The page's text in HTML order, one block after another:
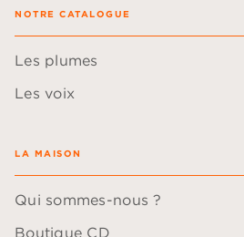
NOTRE CATALOGUE
Les plumes
Les voix
LA MAISON
Qui sommes-nous ?
Boutique CD